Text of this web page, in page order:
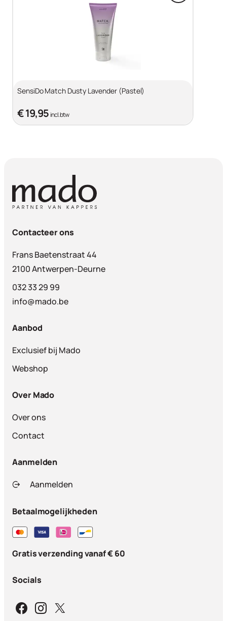
SensiDo Match Dusty Lavender (Pastel)
€ 19,95 incl. btw
Contacteer ons
Frans Baetenstraat 44
2100 Antwerpen-Deurne
032 33 29 99
info@mado.be
Aanbod
Exclusief bij Mado
Webshop
Over Mado
Over ons
Contact
Aanmelden
Aanmelden
Betaalmogelijkheden
Gratis verzending vanaf € 60
Socials